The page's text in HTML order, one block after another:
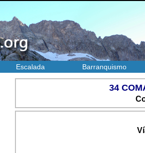
Escalada Barranquismo
34